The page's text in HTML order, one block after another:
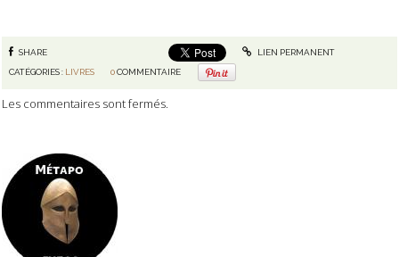
SHARE
LIEN PERMANENT
CATÉGORIES : LIVRES 0 COMMENTAIRE
Les commentaires sont fermés.